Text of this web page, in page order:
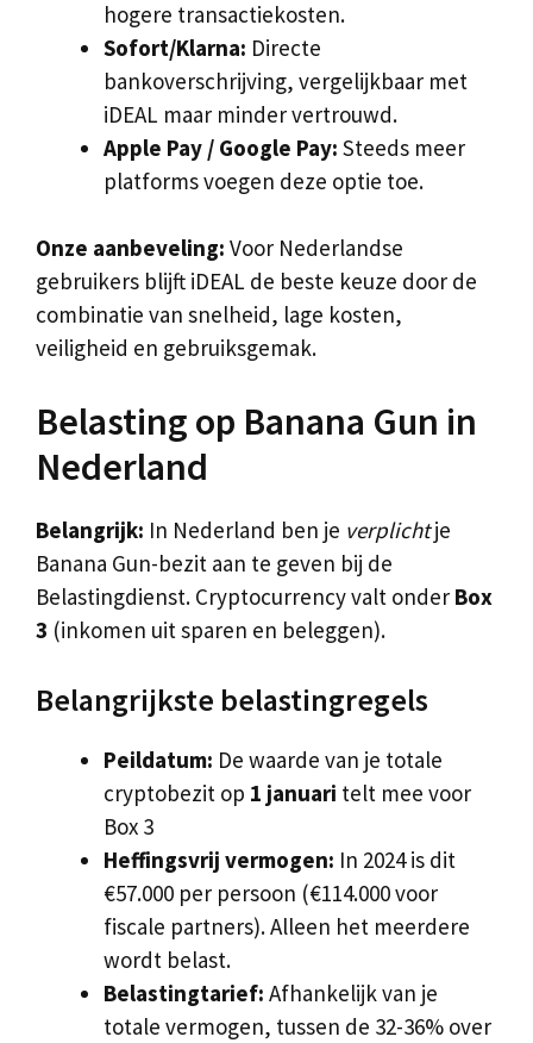
hogere transactiekosten.
Sofort/Klarna: Directe
bankoverschrijving, vergelijkbaar met
iDEAL maar minder vertrouwd.
Apple Pay / Google Pay: Steeds meer
platforms voegen deze optie toe.
Onze aanbeveling: Voor Nederlandse
gebruikers blijft iDEAL de beste keuze door de
combinatie van snelheid, lage kosten,
veiligheid en gebruiksgemak.
Belasting op Banana Gun in
Nederland
Belangrijk: In Nederland ben je verplichtje
Banana Gun-bezit aan te geven bij de
Belastingdienst. Cryptocurrency valt onder Box
3 (inkomen uit sparen en beleggen).
Belangrijkste belastingregels
Peildatum: De waarde van je totale
cryptobezit op 1 januari telt mee voor
Box 3
Heffingsvrij vermogen: In 2024 is dit
€57.000 per persoon (€114.000 voor
fiscale partners). Alleen het meerdere
wordt belast.
Belastingtarief: Afhankelijk van je
totale vermogen, tussen de 32-36% over